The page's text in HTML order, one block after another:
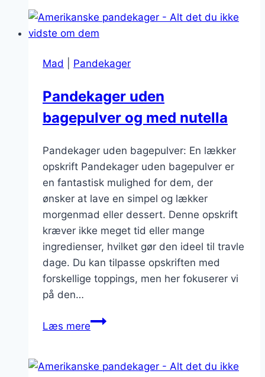
og
fresh
Mad
Pandekager
Pandekager uden
bagepulver og med nutella
Pandekager uden bagepulver: En lækker
opskrift Pandekager uden bagepulver er
en fantastisk mulighed for dem, der
ønsker at lave en simpel og lækker
morgenmad eller dessert. Denne opskrift
kræver ikke meget tid eller mange
ingredienser, hvilket gør den ideel til travle
dage. Du kan tilpasse opskriften med
forskellige toppings, men her fokuserer vi
på den…
Læs merePandekager
og